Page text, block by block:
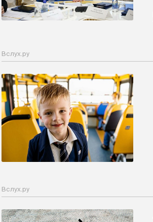
Вслух.ру
Вслух.ру